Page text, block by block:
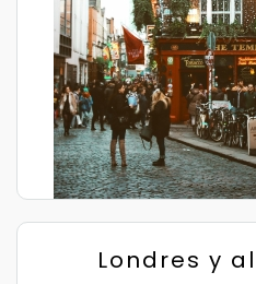
Londres y